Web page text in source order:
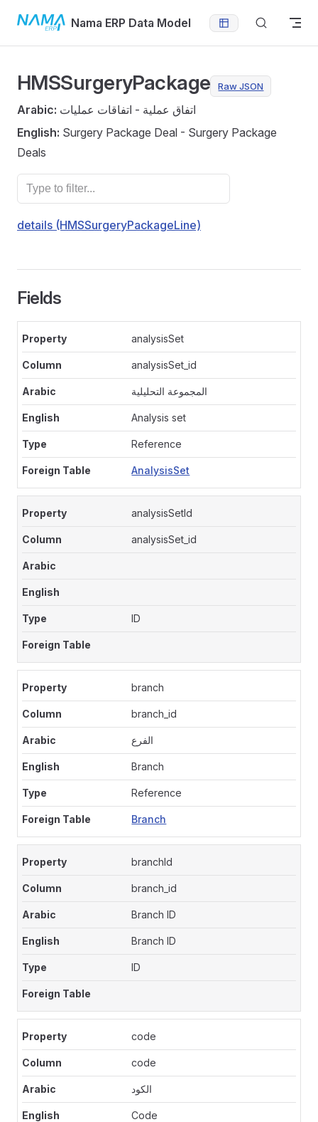
Skip to contentNama ERP Data Model
HMSSurgeryPackage Raw JSON
Arabic: اتفاق عملية - اتفاقات عمليات
English: Surgery Package Deal - Surgery Package
Deals
details (HMSSurgeryPackageLine)
Fields
analysisSet
analysisSet_id
المجموعة التحليلية
Analysis set
Reference
AnalysisSet
analysisSetId
analysisSet_id
ID
branch
branch_id
الفرع
Branch
Reference
Branch
branchId
branch_id
Branch ID
Branch ID
ID
code
code
الكود
Code